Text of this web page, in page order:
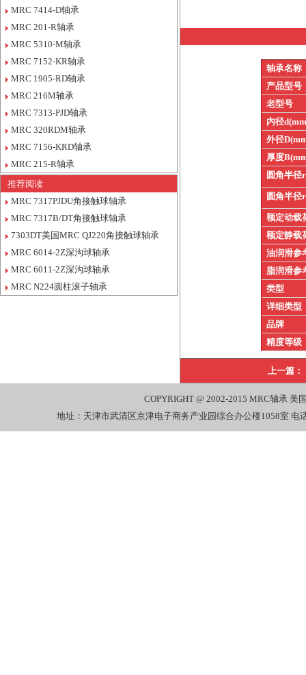
MRC 7414-D轴承
MRC 201-R轴承
MRC 5310-M轴承
MRC 7152-KR轴承
MRC 1905-RD轴承
MRC 216M轴承
MRC 7313-PJD轴承
MRC 320RDM轴承
MRC 7156-KRD轴承
MRC 215-R轴承
推荐阅读
MRC 7317PJDU角接触球轴承
MRC 7317B/DT角接触球轴承
7303DT美国MRC QJ220角接触球轴承
MRC 6014-2Z深沟球轴承
MRC 6011-2Z深沟球轴承
MRC N224圆柱滚子轴承
轴承名称
产品型号
老型号
内径
外径
厚度
圆角半径r
圆角半径r
额定动载
额定静载
油润滑参
脂润滑参
类型
详细类型
品牌
精度等级
上一篇：
COPYRIGHT @ 2002-2015 MRC轴承 美
地址：天津市武清区京津电子商务产业园综合办公楼1058室 电